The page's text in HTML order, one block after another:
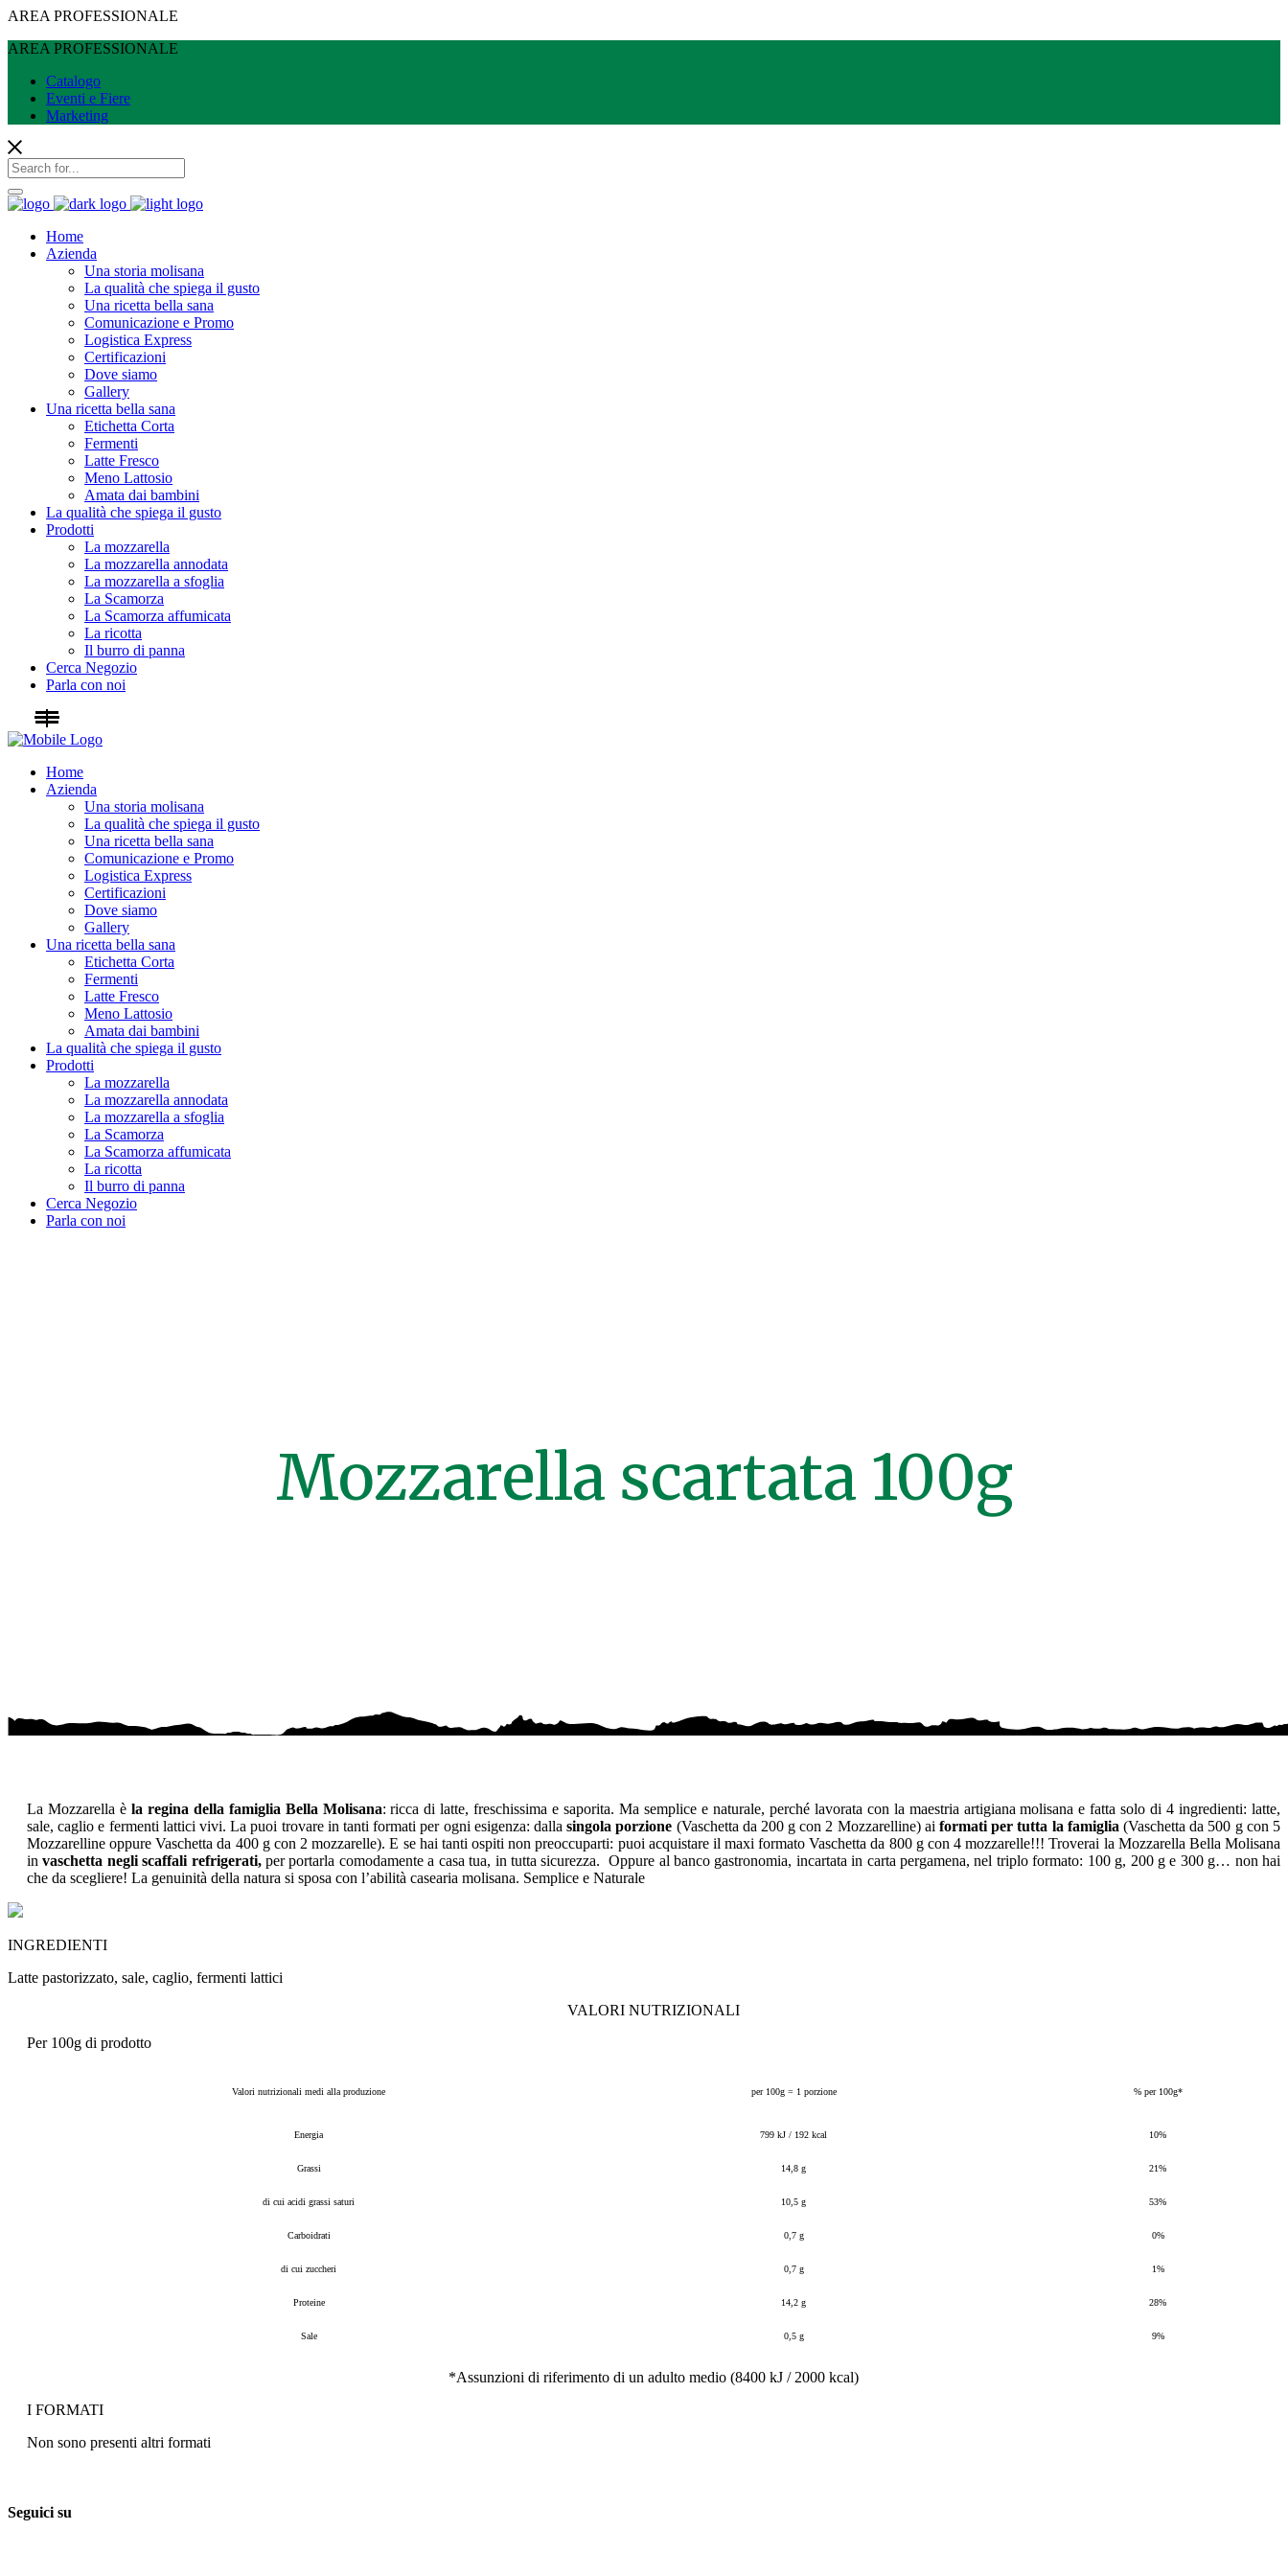
AREA PROFESSIONALE
AREA PROFESSIONALE
Catalogo
Eventi e Fiere
Marketing
Home
Azienda
Una storia molisana
La qualità che spiega il gusto
Una ricetta bella sana
Comunicazione e Promo
Logistica Express
Certificazioni
Dove siamo
Gallery
Una ricetta bella sana
Etichetta Corta
Fermenti
Latte Fresco
Meno Lattosio
Amata dai bambini
La qualità che spiega il gusto
Prodotti
La mozzarella
La mozzarella annodata
La mozzarella a sfoglia
La Scamorza
La Scamorza affumicata
La ricotta
Il burro di panna
Cerca Negozio
Parla con noi
Home
Azienda
Una storia molisana
La qualità che spiega il gusto
Una ricetta bella sana
Comunicazione e Promo
Logistica Express
Certificazioni
Dove siamo
Gallery
Una ricetta bella sana
Etichetta Corta
Fermenti
Latte Fresco
Meno Lattosio
Amata dai bambini
La qualità che spiega il gusto
Prodotti
La mozzarella
La mozzarella annodata
La mozzarella a sfoglia
La Scamorza
La Scamorza affumicata
La ricotta
Il burro di panna
Cerca Negozio
Parla con noi
Mozzarella scartata 100g
La Mozzarella è la regina della famiglia Bella Molisana: ricca di latte, freschissima e saporita. Ma semplice e naturale, perché lavorata con la maestria artigiana molisana e fatta solo di 4 ingredienti: latte,
sale, caglio e fermenti lattici vivi. La puoi trovare in tanti formati per ogni esigenza: dallasingola porzione (Vaschetta da 200 g con 2 Mozzarelline) aiformati per tutta la famiglia (Vaschetta da 500 g con 5
Mozzarelline oppure Vaschetta da 400 g con 2 mozzarelle). E se hai tanti ospiti non preoccuparti: puoi acquistare il maxi formato Vaschetta da 800 g con 4 mozzarelle!!! Troverai la Mozzarella Bella Molisana
invaschetta negli scaffali refrigerati,per portarla comodamente a casa tua, in tutta sicurezza. Oppure al banco gastronomia, incartata in carta pergamena, nel triplo formato: 100 g, 200 g e 300 g… non hai
che da scegliere! La genuinità della natura si sposa con l’abilità casearia molisana. Semplice e Naturale
INGREDIENTI
Latte pastorizzato, sale, caglio, fermenti lattici
VALORI NUTRIZIONALI
Per 100g di prodotto
Valori nutrizionali medi alla produzione per 100g = 1 porzione % per 100g*
Energia 799 kJ / 192 kcal 10%
Grassi 14,8 g 21%
di cui acidi grassi saturi 10,5 g 53%
Carboidrati 0,7 g 0%
di cui zuccheri 0,7 g 1%
Proteine 14,2 g 28%
Sale 0,5 g 9%
*Assunzioni di riferimento di un adulto medio (8400 kJ / 2000 kcal)
I FORMATI
Non sono presenti altri formati
Seguici su